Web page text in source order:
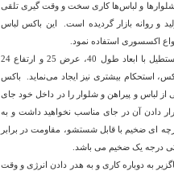
و لباس‌ها کاری سخت و وقت‌ گیری تلقی
و روانه بازار گردیده است. این باکس لباس
اکسسوری استفاده نمود.
باکس لباس و شلوار داخل کمد یک جعبه پارچه ای بسیار مقاوم اما سبک و کم حجم به شکل مستطیل با ابعاد طول 40، عرض 25 و ارتفاع 24
استحکام بیشتری نیز ایجاد می‌نماید. باکس
از لباس و پیراهن و شلوار را در داخل خود جای
دادن آن در جای مناسب نخواهید داشت و به
ای ضخیم با قابل شستشو، مقاومت در برابر
درجه یک ضخیم می باشد.
به دوباره ‌کاری و به هدر دادن انرژی و وقت